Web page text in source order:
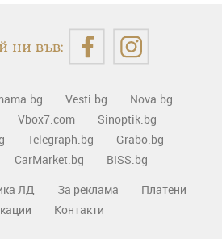
ни във:
Vesti.bg
Nova.bg
Vbox7.com
Sinoptik.bg
Telegraph.bg
Grabo.bg
CarMarket.bg
BISS.bg
ЛД За реклама
Платени
Контакти